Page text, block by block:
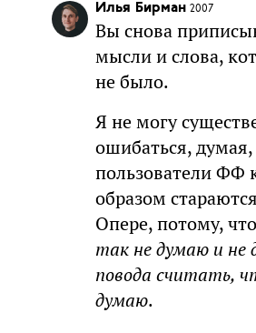
Илья Бирман 2007
Вы снова
мысли и слова,
не было.
Я не могу
ошибаться,
пользователи ФФ
образом
Опере, потому,
так не думаю и не
повода считать,
думаю.